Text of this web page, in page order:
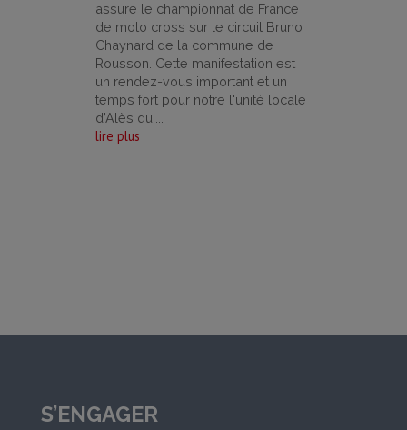
assure le championnat de France
de moto cross sur le circuit Bruno
Chaynard de la commune de
Rousson. Cette manifestation est
un rendez-vous important et un
temps fort pour notre l'unité locale
d’Alès qui...
lire plus
S’ENGAGER